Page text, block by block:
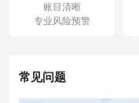
账目清晰
专业风险预警
常见问题